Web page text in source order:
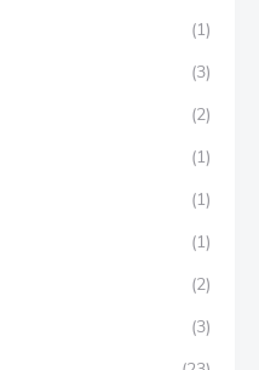
(1)
(3)
(2)
(1)
(1)
(1)
(2)
(3)